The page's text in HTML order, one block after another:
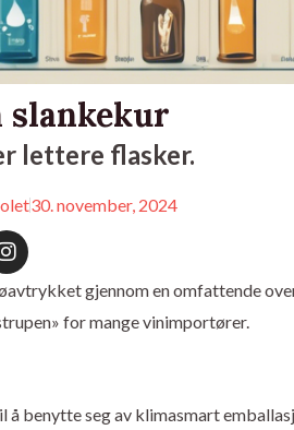
slankekur
lettere flasker.
30. november, 2024
I
n
s
t
a
m
gjennom en omfattende
for mange vinimportører.
benytte seg av klimasmart